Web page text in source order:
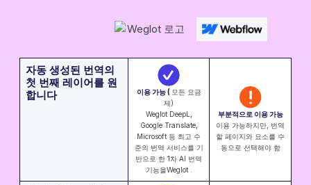
자동 생성된 번역의
첫 번째 레이어를 원
합니다
이용 가능 ( 모든 요금
제)
Weglot DeepL,
Google Translate,
Microsoft 등 최고 수
준의 번역 서비스를 기
반으로 한 1차 AI 번역
기능을Weglot .
부분적으로 이용 가능
이용 가능하지만, 번역
할 페이지와 요소를 수
동으로 선택해야 함